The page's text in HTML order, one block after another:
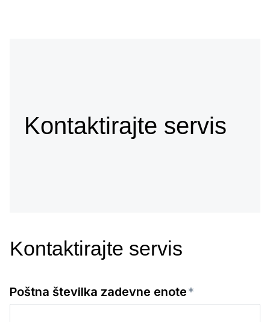
Kontaktirajte servis
Kontaktirajte servis
Poštna številka zadevne enote